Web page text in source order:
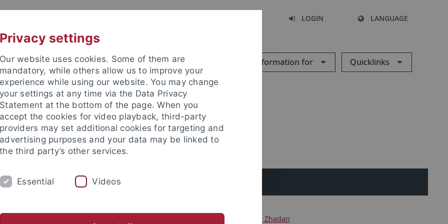
LOGIN LANGUAGE
Information for Quicklinks
STUDIUM FORSCHUNG
Slavisches Seminar Serhij Zhadan
Privacy settings
Our website uses cookies. Some of them are
mandatory, while others allow us to improve your
experience while using our website. You may change
your settings at any time via the Data Privacy
Statement at the bottom of the page. When you
accept the cookies for video playback, third-party
providers may set additional cookies for targeting and
advertising purposes and your data may be linked to
the third party’s other services.
Essential Videos